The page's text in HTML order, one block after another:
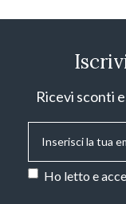
Ricevi sconti
Email*
Consenso*
Ho letto e